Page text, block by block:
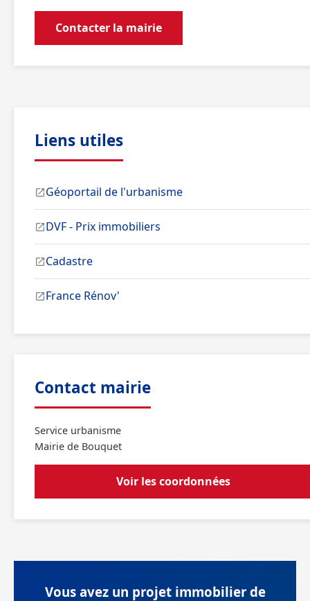
Contacter la mairie
Liens utiles
Géoportail de l'urbanisme
DVF - Prix immobiliers
Cadastre
France Rénov'
Contact mairie
Service urbanisme
Mairie de Bouquet
Voir les coordonnées
Vous avez un projet immobilier de